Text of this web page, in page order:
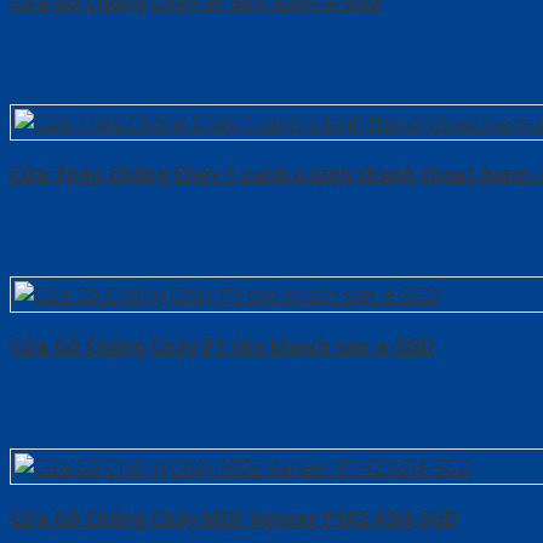
Cửa Thép Chống Cháy 1 canh o kinh thanh thoat hiem-
Cửa Gỗ Chống Cháy P1 cho khach san-a-SGD
Cửa Gỗ Chống Cháy MDF Veneer P1R2 ASH-SGD